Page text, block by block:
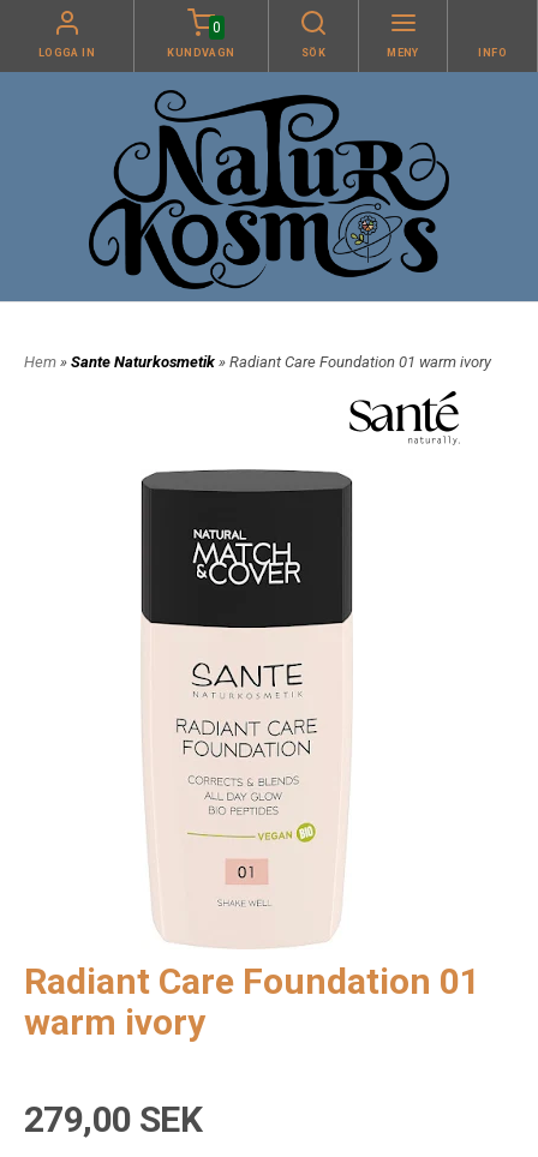
LOGGA IN
0
KUNDVAGN SÖK MENY INFO
Hem » Sante Naturkosmetik » Radiant Care Foundation 01 warm ivory
Radiant Care Foundation 01
warm ivory
279,00 SEK